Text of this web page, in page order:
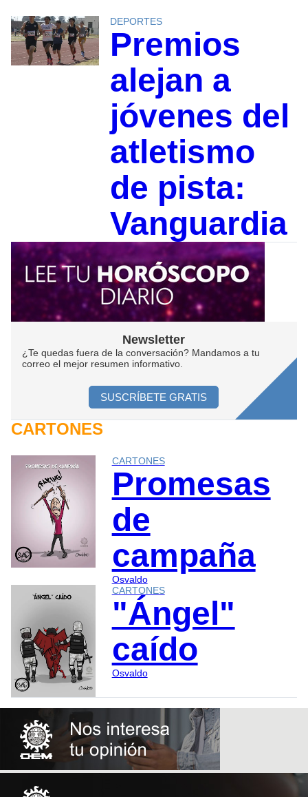
DEPORTES
Premios
alejan a
jóvenes del
atletismo
de pista:
Vanguardia
Newsletter
¿Te quedas fuera de la conversación? Mandamos a tu
correo el mejor resumen informativo.
SUSCRÍBETE GRATIS
CARTONES
CARTONES
Promesas
de
campaña
Osvaldo
CARTONES
"Ángel"
caído
Osvaldo